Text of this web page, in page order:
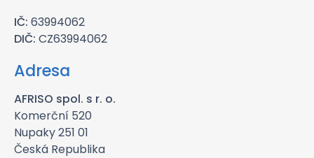
IČ: 63994062
DIČ: CZ63994062
Adresa
AFRISO spol. s r. o.
Komerční 520
Nupaky 251 01
Česká Republika